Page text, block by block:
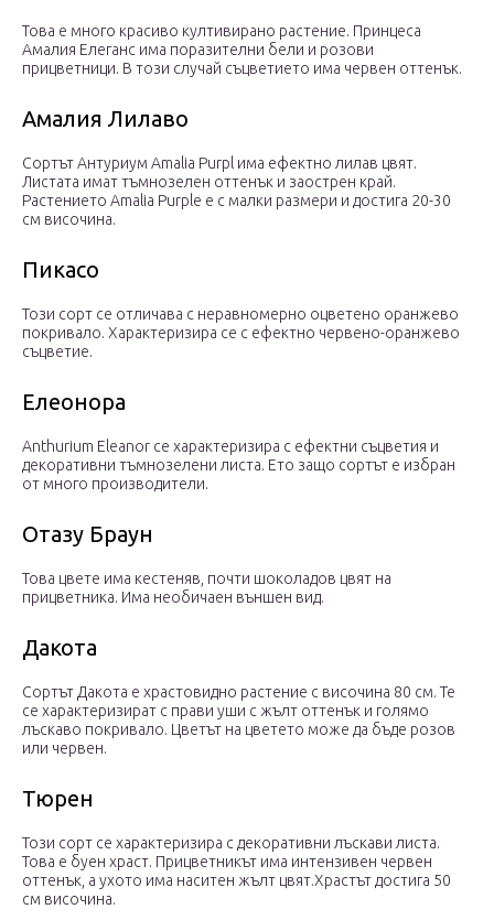
Това е много красиво култивирано растение. Принцеса
Амалия Елеганс има поразителни бели и розови
прицветници. В този случай съцветието има червен оттенък.
Амалия Лилаво
Сортът Антуриум Amalia Purpl има ефектно лилав цвят.
Листата имат тъмнозелен оттенък и заострен край.
Растението Amalia Purple е с малки размери и достига 20-30
см височина.
Пикасо
Този сорт се отличава с неравномерно оцветено оранжево
покривало. Характеризира се с ефектно червено-оранжево
съцветие.
Елеонора
Anthurium Eleanor се характеризира с ефектни съцветия и
декоративни тъмнозелени листа. Ето защо сортът е избран
от много производители.
Отазу Браун
Това цвете има кестеняв, почти шоколадов цвят на
прицветника. Има необичаен външен вид.
Дакота
Сортът Дакота е храстовидно растение с височина 80 см. Те
се характеризират с прави уши с жълт оттенък и голямо
лъскаво покривало. Цветът на цветето може да бъде розов
или червен.
Тюрен
Този сорт се характеризира с декоративни лъскави листа.
Това е буен храст. Прицветникът има интензивен червен
оттенък, а ухото има наситен жълт цвят.Храстът достига 50
см височина.